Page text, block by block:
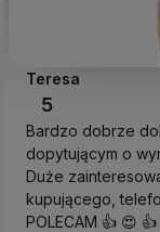
Teresa
5
Bardzo dobrze
dopytującym o
Duże
kupującego,
POLECAM 👍️ 😍 👍️